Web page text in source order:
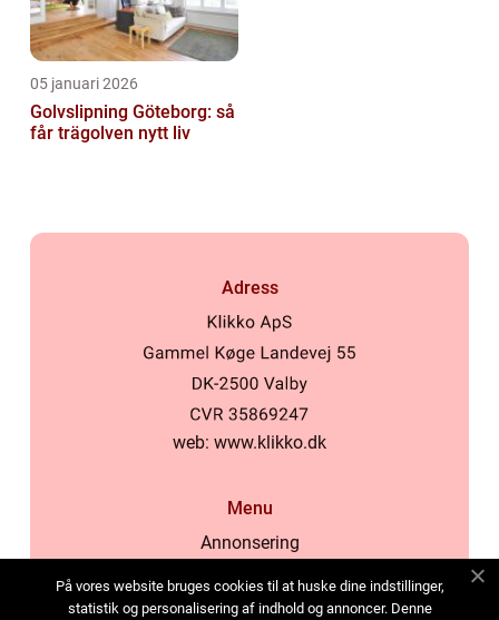
05 januari 2026
Golvslipning Göteborg: så
får trägolven nytt liv
Adress
web: www.klikko.dk
Menu
Annonsering
Cookies
På vores website bruges cookies til at huske dine indstillinger,
statistik og personalisering af indhold og annoncer. Denne